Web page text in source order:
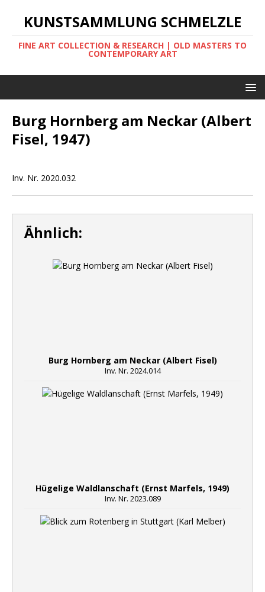
KUNSTSAMMLUNG SCHMELZLE
FINE ART COLLECTION & RESEARCH | OLD MASTERS TO
CONTEMPORARY ART
Burg Hornberg am Neckar (Albert
Fisel, 1947)
Inv. Nr. 2020.032
Ähnlich:
Burg Hornberg am Neckar (Albert Fisel)
Inv. Nr. 2024.014
Hügelige Waldlanschaft (Ernst Marfels, 1949)
Inv. Nr. 2023.089